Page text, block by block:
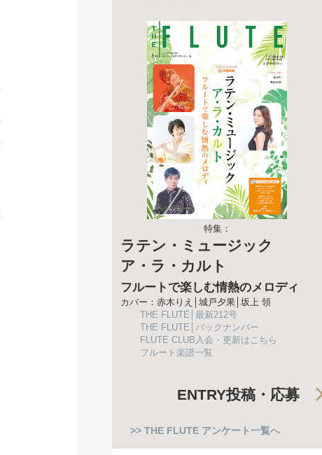
特集：
ラテン・ミュージック
ア・ラ・カルト
フルートで楽しむ情熱のメロディ
カバー：赤木りえ│城戸夕果│坂上 領
THE FLUTE│最新212号
THE FLUTE│バックナンバー
FLUTE CLUB入会・更新はこちら
フルート楽譜一覧
ENTRY投稿・応募
>> THE FLUTE アンケート一覧へ